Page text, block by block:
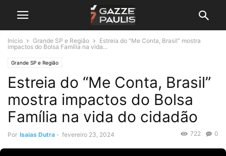
Início Grande SP e Região
Estreia do “Me Conta, Brasil” mostra
impactos do Bolsa Família na vida...
Grande SP e Região
Estreia do “Me Conta, Brasil”
mostra impactos do Bolsa
Família na vida do cidadão
Por Isaias Dutra - fevereiro 23, 2024 0
722